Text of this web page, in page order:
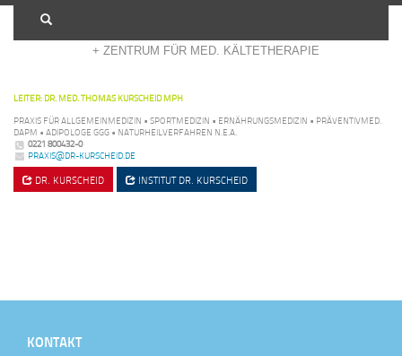
+ ZENTRUM FÜR MED. KÄLTETHERAPIE
LEITER: DR. MED. THOMAS KURSCHEID MPH
PRAXIS FÜR ALLGEMEINMEDIZIN • SPORTMEDIZIN • ERNÄHRUNGSMEDIZIN • PRÄVENTIVMED.
DAPM • ADIPOLOGE GGG • NATURHEILVERFAHREN N.E.A.
0221 800432-0
PRAXIS@DR-KURSCHEID.DE
DR. KURSCHEID INSTITUT DR. KURSCHEID
KONTAKT